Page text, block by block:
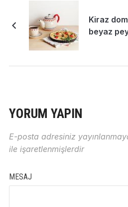
Kiraz
beyaz
YORUM YAPIN
E-posta adresiniz
ile işaretlenmişlerdir
MESAJ